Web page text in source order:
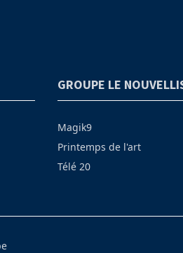
GROUPE LE
Magik9
Printemps de l'art
Télé 20